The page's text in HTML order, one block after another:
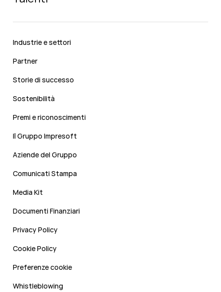
Industrie e settori
Partner
Storie di successo
Sostenibilità
Premi e riconoscimenti
Il Gruppo Impresoft
Aziende del Gruppo
Comunicati Stampa
Media Kit
Documenti Finanziari
Privacy Policy
Cookie Policy
Preferenze cookie
Whistleblowing